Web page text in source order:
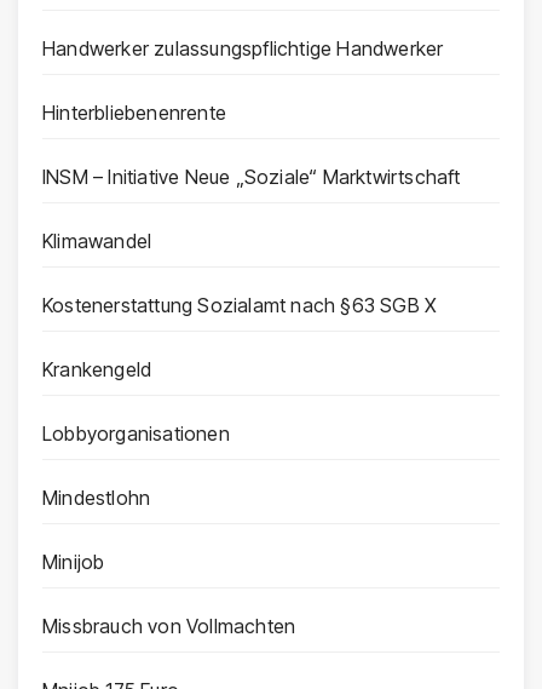
Handwerker zulassungspflichtige Handwerker
Hinterbliebenenrente
INSM – Initiative Neue „Soziale“ Marktwirtschaft
Klimawandel
Kostenerstattung Sozialamt nach §63 SGB X
Krankengeld
Lobbyorganisationen
Mindestlohn
Minijob
Missbrauch von Vollmachten